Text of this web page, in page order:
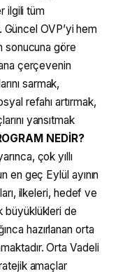
ilgili tüm
Güncel OVP’yi hem
sonucuna göre
çerçevenin
sarmak,
refahı artırmak,
yansıtmak
NEDİR?
çok yıllı
en geç Eylül ayının
ilkeleri, hedef ve
büyüklükleri de
hazırlanan orta
Orta Vadeli
amaçlar